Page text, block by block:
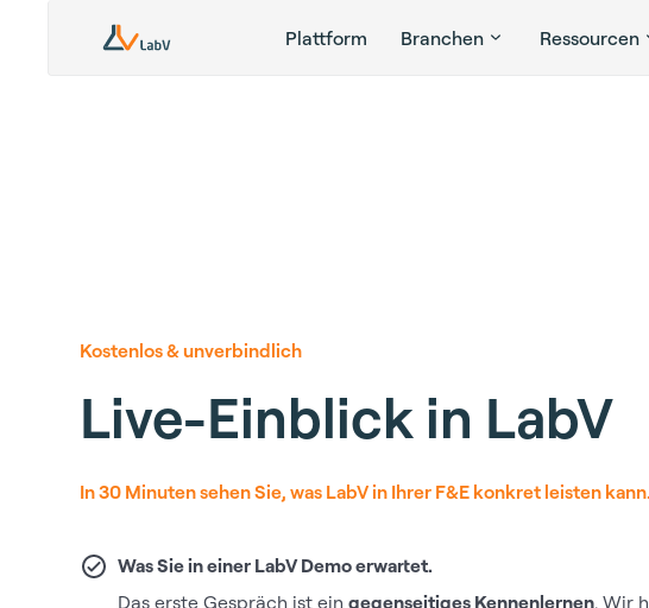
Plattform Branchen Ressourcen
Kostenlos & unverbindlich
Live-Einblick in LabV
In 30 Minuten sehen Sie, was LabV in Ihrer F&E konkret leisten kann.
Was Sie in einer LabV Demo erwartet.
Das erste Gespräch ist ein gegenseitiges Kennenlernen. Wir